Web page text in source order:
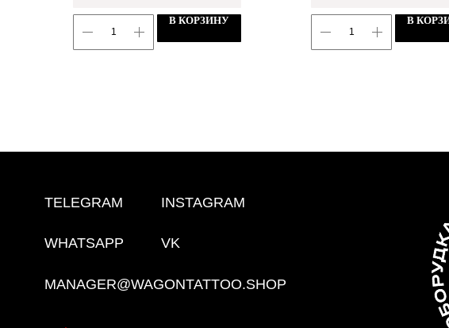
В КОРЗИНУ В
INSTAGRAM